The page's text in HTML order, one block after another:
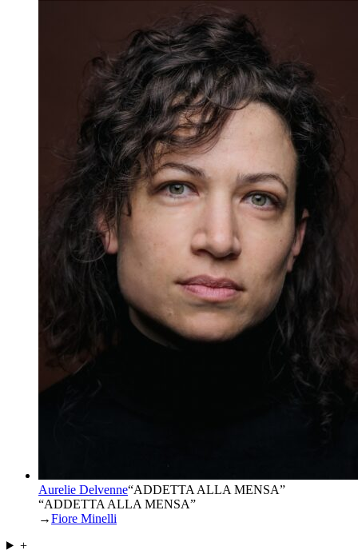
Aurelie Delvenne“ADDETTA ALLA MENSA”
“ADDETTA ALLA MENSA”
→Fiore Minelli
+